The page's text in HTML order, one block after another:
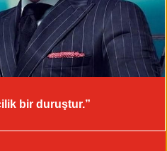
bir duruştur.”